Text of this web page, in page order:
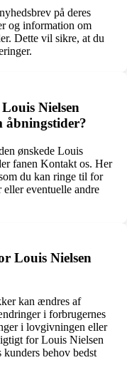
på deres
og information om
Dette vil sikre, at du
Nielsen
ønskede Louis
fanen Kontakt os. Her
du kan ringe til for
eventuelle andre
Louis Nielsen
kan ændres af
i forbrugernes
i lovgivningen eller
for Louis Nielsen
kunders behov bedst